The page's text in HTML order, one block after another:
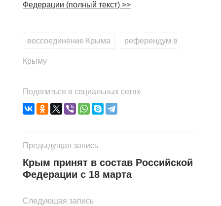
Федерации (полный текст) >>
воссоединение Крыма референдум в
Крыму
Поделиться в социальных сетях
Предыдущая запись
Крым принят в состав Российской
Федерации с 18 марта
Следующая запись